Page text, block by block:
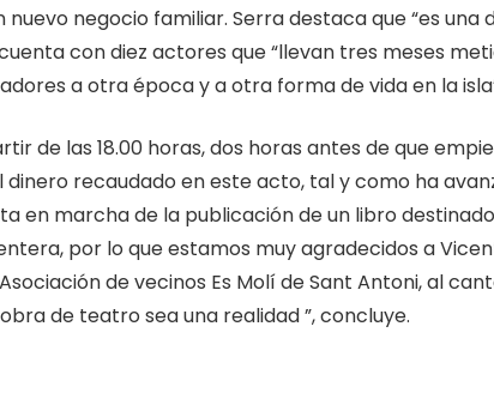
negocio familiar. Serra destaca que “es una
con diez actores que “llevan tres meses
a otra época y a otra forma de vida en la
de las 18.00 horas, dos horas antes de que
recaudado en este acto, tal y como ha
en marcha de la publicación de un libro
por lo que estamos muy agradecidos a
de vecinos Es Molí de Sant Antoni, al
de teatro sea una realidad ”, concluye.